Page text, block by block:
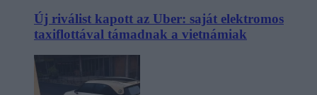
Új riválist kapott az Uber: saját elektromos
taxiflottával támadnak a vietnámiak